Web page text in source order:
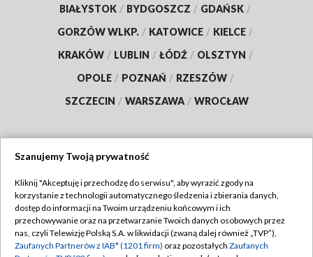
BIAŁYSTOK / BYDGOSZCZ / GDAŃSK /
GORZÓW WLKP. / KATOWICE / KIELCE /
KRAKÓW / LUBLIN / ŁÓDŹ / OLSZTYN /
OPOLE / POZNAŃ / RZESZÓW /
SZCZECIN / WARSZAWA / WROCŁAW
TVP
Abonament TVP
Emisja w TVP
Regulamin TVP
Polityka prywatności
Szanujemy Twoją prywatność
Kliknij "Akceptuję i przechodzę do serwisu", aby wyrazić zgody na
korzystanie z technologii automatycznego śledzenia i zbierania danych,
dostęp do informacji na Twoim urządzeniu końcowym i ich
przechowywanie oraz na przetwarzanie Twoich danych osobowych przez
nas, czyli Telewizję Polską S.A. w likwidacji (zwaną dalej również „TVP”),
Zaufanych Partnerów z IAB* (1201 firm) oraz pozostałych Zaufanych